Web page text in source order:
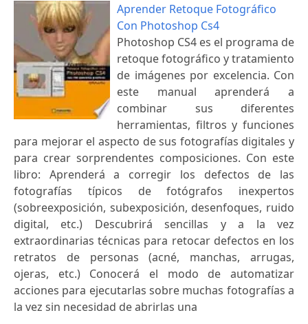
Aprender Retoque Fotográfico
Con Photoshop Cs4
Photoshop CS4 es el programa de
retoque fotográfico y tratamiento
de imágenes por excelencia. Con
este manual aprenderá a
combinar sus diferentes
herramientas, filtros y funciones
para mejorar el aspecto de sus fotografías digitales y
para crear sorprendentes composiciones. Con este
libro: Aprenderá a corregir los defectos de las
fotografías típicos de fotógrafos inexpertos
(sobreexposición, subexposición, desenfoques, ruido
digital, etc.) Descubrirá sencillas y a la vez
extraordinarias técnicas para retocar defectos en los
retratos de personas (acné, manchas, arrugas,
ojeras, etc.) Conocerá el modo de automatizar
acciones para ejecutarlas sobre muchas fotografías a
la vez sin necesidad de abrirlas una